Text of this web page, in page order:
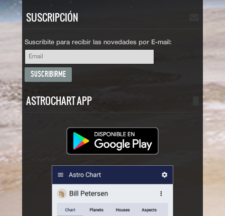
SUSCRIPCIÓN
Suscribite para recibir las novedades por E-mail:
ASTROCHART APP